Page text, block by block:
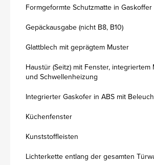
Formgeformte Schutzmatte in Gaskoffer
Gepäckausgabe (nicht B8, B10)
Glattblech mit geprägtem Muster
Haustür (Seitz) mit Fenster, integriertem
und Schwellenheizung
Integrierter Gaskofer in ABS mit
Küchenfenster
Kunststoffleisten
Lichterkette entlang der gesamten